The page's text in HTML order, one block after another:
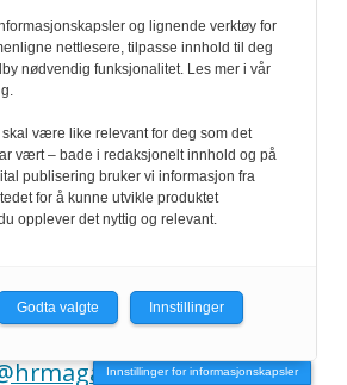
Innstillinger for informasjonskapsler
og lignende verktøy for
nettlesere, tilpasse innhold til deg
nødvendig funksjonalitet. Les mer i vår
være like relevant for deg som det
vært – bade i redaksjonelt innhold og på
publisering bruker vi informasjon fra
for å kunne utvikle produktet
opplever det nyttig og relevant.
Godta valgte Innstillinger